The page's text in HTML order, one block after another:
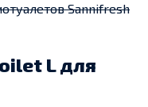
Sannifresh
L для